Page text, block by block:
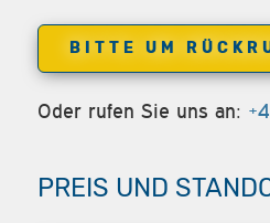
BITTE UM
Oder rufen Sie uns an:
PREIS UND